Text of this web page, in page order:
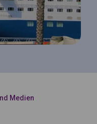
Medien